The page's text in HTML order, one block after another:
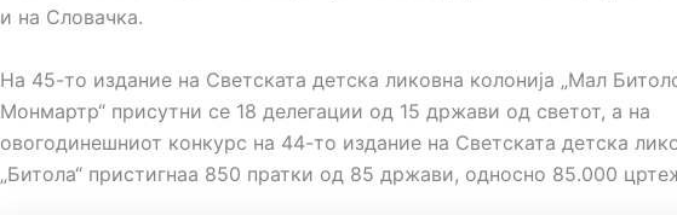
и на Словачка.
На 45-то издание на Светската детска ликовна колонија „Мал
Монмартр“ присутни се 18 делегации од 15 држави од светот, а на
овогодинешниот конкурс на 44-то издание на Светската детска
„Битола“ пристигнаа 850 пратки од 85 држави, односно 85.000